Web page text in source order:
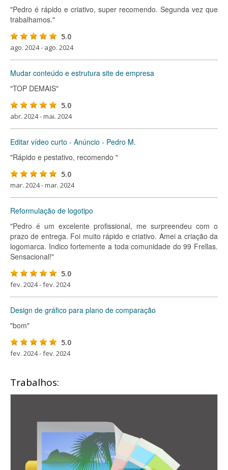
"Pedro é rápido e criativo, super recomendo. Segunda vez que
trabalhamos."
5.0
ago. 2024 - ago. 2024
Mudar conteúdo e estrutura site de empresa
"TOP DEMAIS"
5.0
abr. 2024 - mai. 2024
Editar vídeo curto - Anúncio - Pedro M.
"Rápido e pestativo, recomendo "
5.0
mar. 2024 - mar. 2024
Reformulação de logotipo
"Pedro é um excelente profissional, me surpreendeu com o
prazo de entrega. Foi muito rápido e criativo. Amei a criação da
logomarca. Indico fortemente a toda comunidade do 99 Frellas.
Sensacional!"
5.0
fev. 2024 - fev. 2024
Design de gráfico para plano de comparação
"bom"
5.0
fev. 2024 - fev. 2024
Trabalhos: